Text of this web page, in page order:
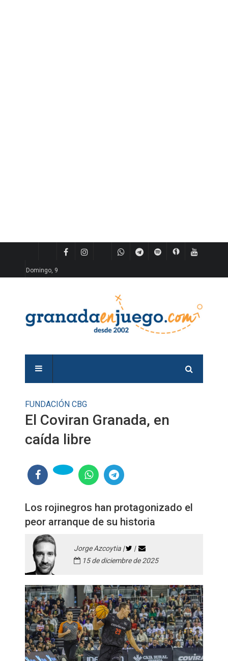
Domingo, 9
FUNDACIÓN CBG
El Coviran Granada, en
caída libre
Los rojinegros han protagonizado el
peor arranque de su historia
Jorge Azcoytia |
|
15 de diciembre de 2025